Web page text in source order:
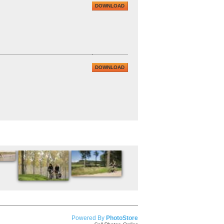
DOWNLOAD
DOWNLOAD
Powered By PhotoStore